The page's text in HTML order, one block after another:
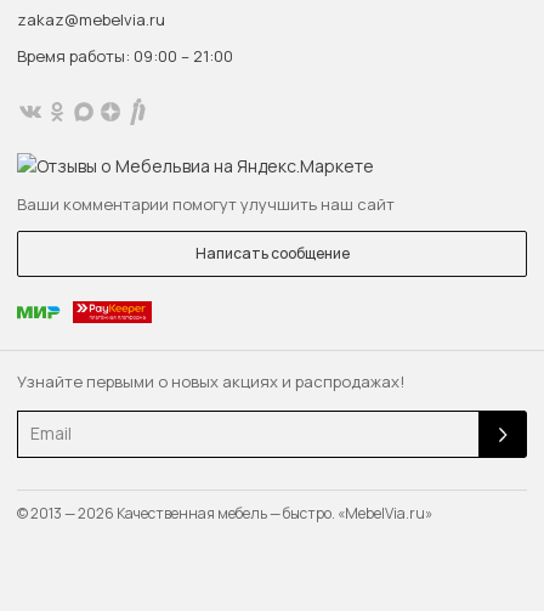
Узнайте первыми о новых акциях и распродажах!
Email
zakaz@mebelvia.ru
Время работы: 09:00 – 21:00
Ваши комментарии помогут улучшить наш сайт
Написать сообщение
© 2013 — 2026 Качественная мебель — быстро. «MebelVia.ru»